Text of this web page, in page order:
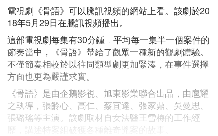
電視劇《骨語》可以騰訊視頻的網站上看。該劇於20
18年5月29日在騰訊視頻播出。
這部電視劇每集有30分鍾，平均每一集半一個案件的
節奏當中，《骨語》帶給了觀眾一種新的觀劇體驗。
不僅節奏相較於以往同類型劇更加緊湊，在事件選擇
方面也更為嚴謹求實。
《骨語》是由企鵝影視、旭東影業聯合出品，由扈耀
之執導，張齡心、高仁、蔡宜達、張家鼎、吳曼思、
張璐瑤等主演。該劇取材自女法醫王雪梅的工作經
歷，講述特案組破獲各種離奇兇案的故事。